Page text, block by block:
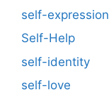
self-expression
Self-Help
self-identity
self-love